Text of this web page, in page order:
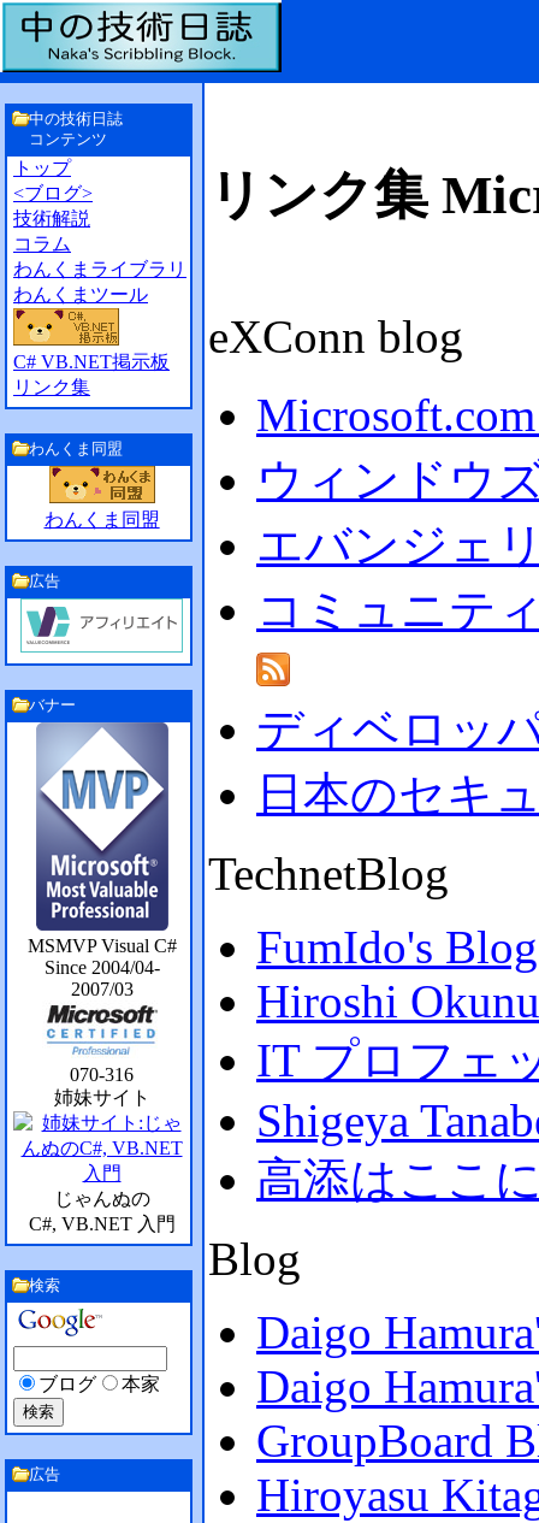
リンク集
eXConn blog
ウィンドウ
エバンジェ
コミュニテ
ディベロッ
日本のセキ
TechnetBlog
FumIdo's Blog
Hiroshi
IT プロフェ
Shigeya
高添はここ
Blog
Daigo
Daigo
GroupBoard
Hiroyasu
中の技術日誌
コンテンツ
トップ
<ブログ>
技術解説
コラム
わんくまライブラリ
わんくまツール
C# VB.NET掲示板
リンク集
わんくま同盟
わんくま同盟
広告
バナー
MSMVP Visual C#
Since 2004/04-
2007/03
070-316
姉妹サイト
じゃんぬの
C#, VB.NET 入門
検索
ブログ 本家
広告